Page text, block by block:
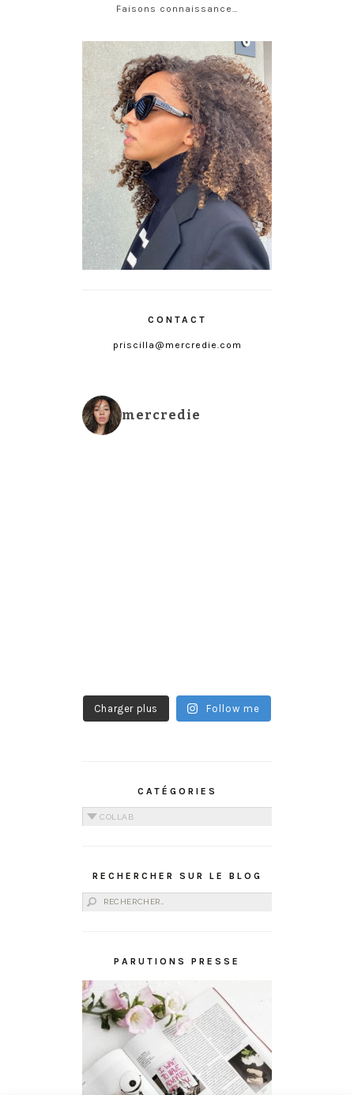
Faisons connaissance…
CONTACT
priscilla@mercredie.com
mercredie
Charger plus Follow me
CATÉGORIES
Catégories
RECHERCHER SUR LE BLOG
Rechercher :
PARUTIONS PRESSE